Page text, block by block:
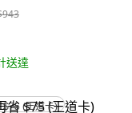
送達
$75 (王道卡)